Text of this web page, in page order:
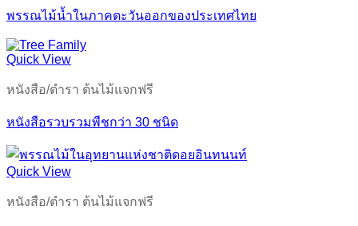
พรรณไม้น้ำในภาคตะวันออกของประเทศไทย
Quick View
หนังสือ/ตำรา ต้นไม้แจกฟรี
หนังสือรวบรวมพืชกว่า 30 ชนิด
Quick View
หนังสือ/ตำรา ต้นไม้แจกฟรี